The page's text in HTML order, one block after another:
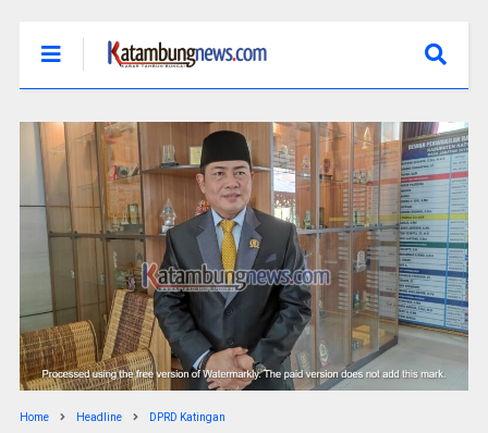
Home Headline DPRD Katingan